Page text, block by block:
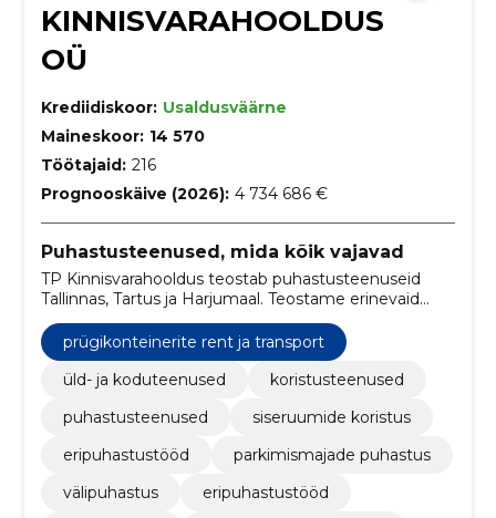
KINNISVARAHOOLDUS
OÜ
Krediidiskoor: Usaldusväärne
Maineskoor: 14 570
Töötajaid: 216
Prognooskäive (2026): 4 734 686 €
Puhastusteenused, mida kõik vajavad
TP Kinnisvarahooldus teostab puhastusteenuseid
Tallinnas, Tartus ja Harjumaal. Teostame erinevaid
puhastusteenuseid nagu siseruumide koristust,
välipuhastust, akende pesu, põrandate süvapesu ja
hooldust. Samuti pakume parkimismajade puhastust
ning prahikonteinerite renti ja transporti.
prügikonteinerite rent ja transport
üld- ja koduteenused
koristusteenused
puhastusteenused
siseruumide koristus
eripuhastustööd
parkimismajade puhastus
välipuhastus
eripuhastustööd